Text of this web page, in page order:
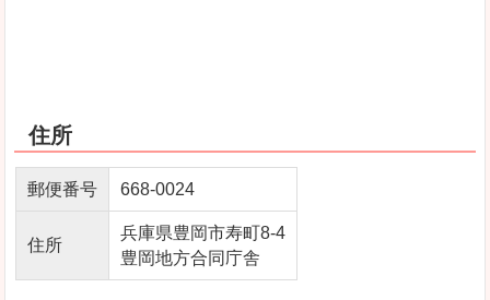
住所
郵便番号 668-0024
住所
兵庫県豊岡市寿町8-4
豊岡地方合同庁舎